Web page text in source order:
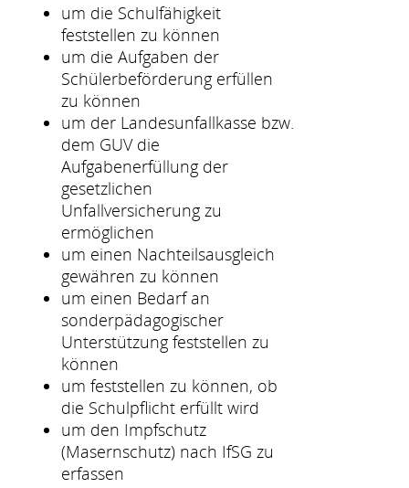
um die Schulfähigkeit
feststellen zu können
um die Aufgaben der
Schülerbeförderung erfüllen
zu können
um der Landesunfallkasse bzw.
dem GUV die
Aufgabenerfüllung der
gesetzlichen
Unfallversicherung zu
ermöglichen
um einen Nachteilsausgleich
gewähren zu können
um einen Bedarf an
sonderpädagogischer
Unterstützung feststellen zu
können
um feststellen zu können, ob
die Schulpflicht erfüllt wird
um den Impfschutz
(Masernschutz) nach IfSG zu
erfassen